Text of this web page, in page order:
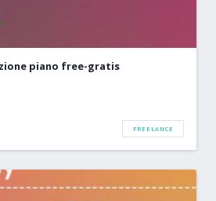
piano free-gratis
FREELANCE